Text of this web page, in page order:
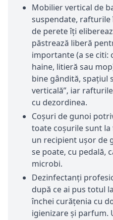
Mobilier vertical de
suspendate, rafturile
de perete îți
păstrează liberă
importante (a se citi:
haine, litieră sau
bine gândită, spațiul
verticală”, iar
cu dezordinea.
Coșuri de gunoi
toate coșurile sunt
un recipient ușor de
se poate, cu pedală,
microbi.
Dezinfectanți
după ce ai pus totul
închei curățenia cu
igienizare și parfum.